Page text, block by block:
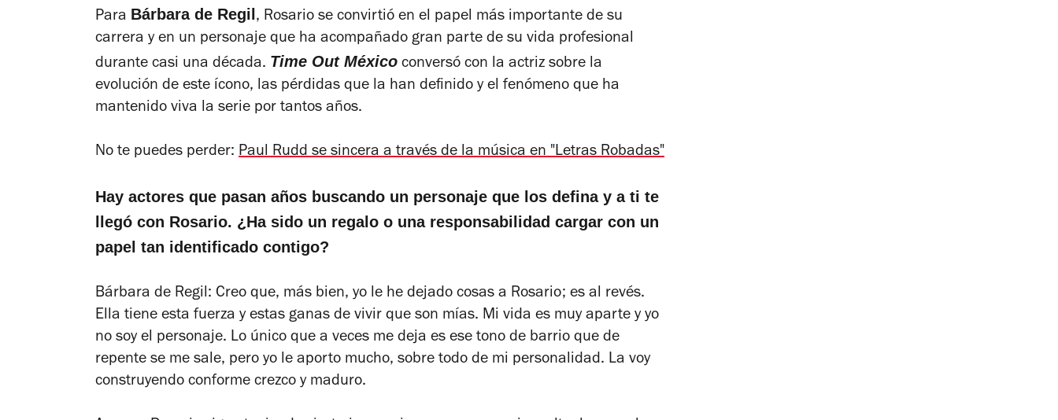
Para Bárbara de Regil , Rosario se convirtió en el papel más importante de su
carrera y en un personaje que ha acompañado gran parte de su vida profesional
durante casi una década. Time Out México conversó con la actriz sobre la
evolución de este ícono, las pérdidas que la han definido y el fenómeno que ha
mantenido viva la serie por tantos años.
No te puedes perder: Paul Rudd se sincera a través de la música en "Letras Robadas"
Hay actores que pasan años buscando un personaje que los defina y a ti te
llegó con Rosario. ¿Ha sido un regalo o una responsabilidad cargar con un
papel tan identificado contigo?
Bárbara de Regil: Creo que, más bien, yo le he dejado cosas a Rosario; es al revés.
Ella tiene esta fuerza y estas ganas de vivir que son mías. Mi vida es muy aparte y yo
no soy el personaje. Lo único que a veces me deja es ese tono de barrio que de
repente se me sale, pero yo le aporto mucho, sobre todo de mi personalidad. La voy
construyendo conforme crezco y maduro.